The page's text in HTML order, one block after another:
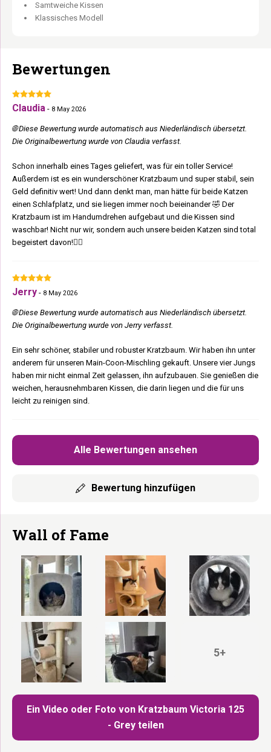
Stark, stabil und rebels. Für Katzen, die das Beste verdienen.
Samtweiche Kissen
Klassisches Modell
Bewertungen
Alle Bewertungen ansehen
Bewertung hinzufügen
Claudia - 8 May 2026
🌐 Diese Bewertung wurde automatisch aus Niederländisch übersetzt.
Die Originalbewertung wurde von Claudia verfasst.
Schon innerhalb eines Tages geliefert, was für ein toller Service!
Außerdem ist es ein wunderschöner Kratzbaum und super stabil, sein
Geld definitiv wert! Und dann denkt man, man hätte für beide Katzen
einen Schlafplatz, und sie liegen immer noch beieinander 🤣 Der
Kratzbaum ist im Handumdrehen aufgebaut und die Kissen sind
waschbar! Nicht nur wir, sondern auch unsere beiden Katzen sind total
begeistert davon!👍🏽
Jerry - 8 May 2026
🌐 Diese Bewertung wurde automatisch aus Niederländisch übersetzt.
Die Originalbewertung wurde von Jerry verfasst.
Ein sehr schöner, stabiler und robuster Kratzbaum. Wir haben ihn unter
anderem für unseren Main-Coon-Mischling gekauft. Unsere vier Jungs
haben mir nicht einmal Zeit gelassen, ihn aufzubauen. Sie genießen die
weichen, herausnehmbaren Kissen, die darin liegen und die für uns
leicht zu reinigen sind.
Wall of Fame
Ein Video oder Foto von Kratzbaum Victoria 125
- Grey teilen
5+